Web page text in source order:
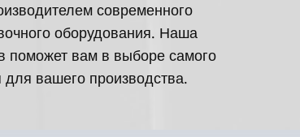
современного
оборудования. Наша
поможет вам в выборе самого
вашего производства.